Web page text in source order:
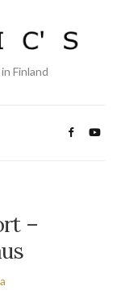
Finland
–